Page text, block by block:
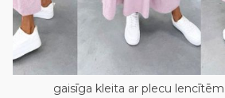
gaisīga kleita ar plecu lencītēm